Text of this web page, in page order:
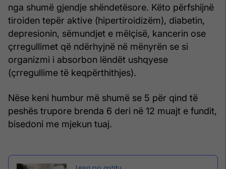
nga shumë gjendje shëndetësore. Këto përfshijnë
tiroiden tepër aktive (hipertiroidizëm), diabetin,
depresionin, sëmundjet e mëlçisë, kancerin ose
çrregullimet që ndërhyjnë në mënyrën se si
organizmi i absorbon lëndët ushqyese
(çrregullime të keqpërthithjes).
Nëse keni humbur më shumë se 5 për qind të
peshës trupore brenda 6 deri në 12 muajt e fundit,
bisedoni me mjekun tuaj.